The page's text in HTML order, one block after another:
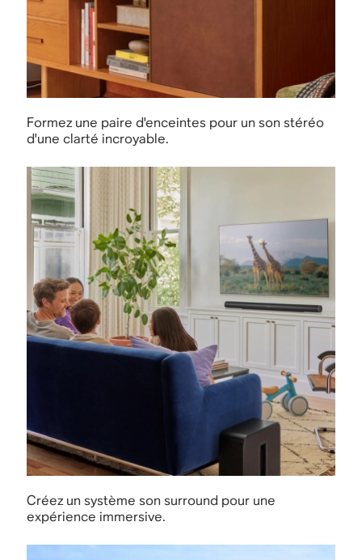
Formez une paire d'enceintes pour un son stéréo
d'une clarté incroyable.
Créez un système son surround pour une
expérience immersive.